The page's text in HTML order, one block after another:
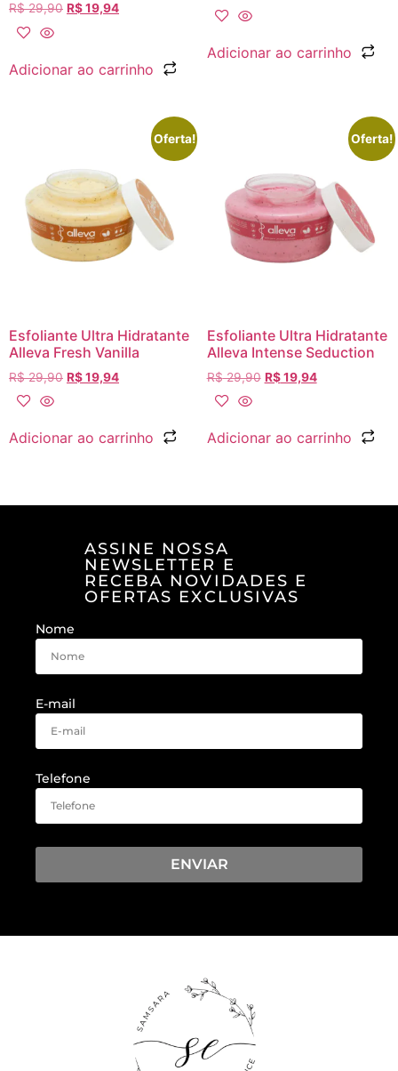
R$29,90 R$19,94
Adicionar ao carrinho
Adicionar ao carrinho
Oferta!
Esfoliante Ultra Hidratante
Alleva Fresh Vanilla
R$29,90 R$19,94
Adicionar ao carrinho
Oferta!
Esfoliante Ultra Hidratante
Alleva Intense Seduction
R$29,90 R$19,94
Adicionar ao carrinho
ASSINE NOSSA
NEWSLETTER E
RECEBA NOVIDADES E
OFERTAS EXCLUSIVAS
Nome
E-mail
Telefone
ENVIAR